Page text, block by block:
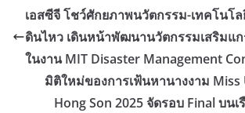
เอสซีจี โชว์ศักยภาพนวัตกรรม-เทคโนโ
ดินไหว เดินหน้าพัฒนานวัตกรรมเสริมแ
ในงาน MIT Disaster Management
มิติใหม่ของการเฟ้นหานางงาม Miss
Hong Son 2025 จัดรอบ Final บน